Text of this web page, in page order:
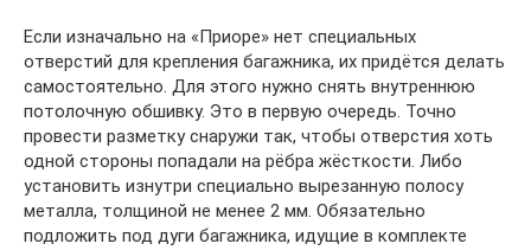
Если изначально на «Приоре» нет специальных
отверстий для крепления багажника, их придётся делать
самостоятельно. Для этого нужно снять внутреннюю
потолочную обшивку. Это в первую очередь. Точно
провести разметку снаружи так, чтобы отверстия хоть
одной стороны попадали на рёбра жёсткости. Либо
установить изнутри специально вырезанную полосу
металла, толщиной не менее 2 мм. Обязательно
подложить под дуги багажника, идущие в комплекте